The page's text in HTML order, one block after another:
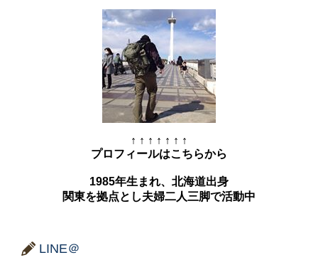
↑ ↑ ↑ ↑ ↑ ↑ ↑
プロフィールはこちらから
1985年生まれ、北海道出身
関東を拠点とし夫婦二人三脚で活動中
LINE＠